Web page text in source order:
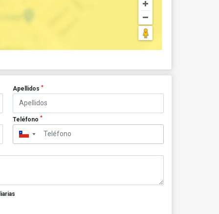
Apellidos *
Teléfono *
▼